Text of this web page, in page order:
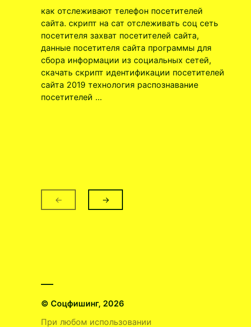
как отслеживают телефон посетителей
сайта. скрипт на сат отслеживать соц сеть
посетителя захват посетителей сайта,
данные посетителя сайта программы для
сбора информации из социальных сетей,
скачать скрипт идентификации посетителей
сайта 2019 технология распознавание
посетителей …
← →
© Соцфишинг, 2026
При любом использовании